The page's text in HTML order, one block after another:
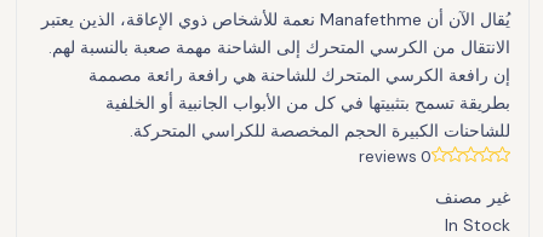
يُقال الآن أن Manafethme نعمة للأشخاص ذوي الإعاقة، الذين يعتبر
الانتقال من الكرسي المتحرك إلى الشاحنة مهمة صعبة بالنسبة لهم.
إن رافعة الكرسي المتحرك للشاحنة هي رافعة رائعة مصممة
بطريقة تسمح بتثبيتها في كل من الأبواب الجانبية أو الخلفية
للشاحنات الكبيرة الحجم المخصصة للكراسي المتحركة.
0 reviews
غير مصنف
In Stock